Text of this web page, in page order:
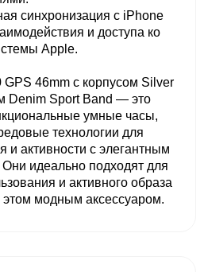
синхронизация с iPhone
и доступа ко
Apple.
46mm с корпусом Silver
Denim Sport Band — это
умные часы,
технологии для
и активности с элегантным
идеально подходят для
и активного образа
этом модным аксессуаром.